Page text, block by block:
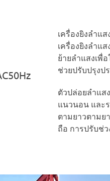
เครื่องยิงลำแ
เครื่องยิงลำแ
ย้ายลำแสงเพื่
ช่วยปรับปรุงป
ตัวปล่อยลำแส
แนวนอน และ
ตามยาวตามย
ถือ การปรับช่